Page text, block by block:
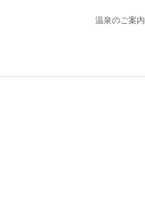
温泉のご案内